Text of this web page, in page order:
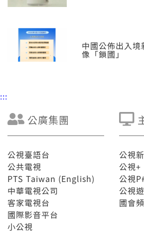
中國公佈出入
像「鎖國」
:::
公廣集團
公視臺語台
公共電視
PTS Taiwan (English)
中華電視公司
客家電視台
國際影音平台
小公視
公視
公視+
公視
公視
國會